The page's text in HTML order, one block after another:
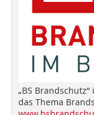
„BS
das Thema